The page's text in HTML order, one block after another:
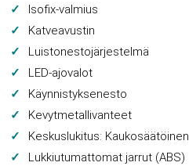
Isofix-valmius
Katveavustin
Luistonestojärjestelmä
LED-ajovalot
Käynnistyksenesto
Kevytmetallivanteet
Keskuslukitus: Kaukosäätöinen
Lukkiutumattomat jarrut (ABS)